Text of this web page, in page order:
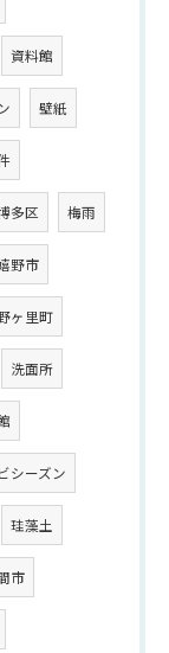
資料館
壁紙
多区 梅雨
野市
ヶ里町
洗面所
シーズン
珪藻土
市